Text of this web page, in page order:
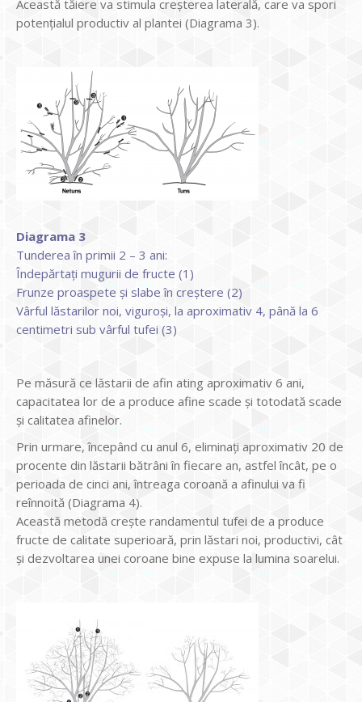
Această tăiere va stimula creșterea laterală, care va spori
potențialul productiv al plantei (Diagrama 3).
Diagrama 3
Tunderea în primii 2 – 3 ani:
Îndepărtați mugurii de fructe (1)
Frunze proaspete și slabe în creștere (2)
Vârful lăstarilor noi, viguroși, la aproximativ 4, până la 6
centimetri sub vârful tufei (3)
Pe măsură ce lăstarii de afin ating aproximativ 6 ani,
capacitatea lor de a produce afine scade și totodată scade
și calitatea afinelor.
Prin urmare, începând cu anul 6, eliminați aproximativ 20 de
procente din lăstarii bătrâni în fiecare an, astfel încât, pe o
perioada de cinci ani, întreaga coroană a afinului va fi
reînnoită (Diagrama 4).
Această metodă crește randamentul tufei de a produce
fructe de calitate superioară, prin lăstari noi, productivi, cât
și dezvoltarea unei coroane bine expuse la lumina soarelui.